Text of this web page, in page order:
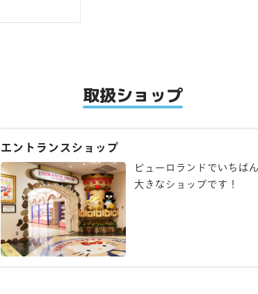
取扱ショップ
エントランスショップ
ピューロランドでいちばん
大きなショップです！